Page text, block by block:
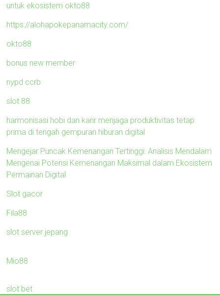
untuk ekosistem okto88
https://alohapokepanamacity.com/
okto88
bonus new member
nypd ccrb
slot 88
harmonisasi hobi dan karir menjaga produktivitas tetap
prima di tengah gempuran hiburan digital
Mengejar Puncak Kemenangan Tertinggi: Analisis Mendalam
Mengenai Potensi Kemenangan Maksimal dalam Ekosistem
Permainan Digital
Slot gacor
Fila88
slot server jepang
Mio88
slot bet